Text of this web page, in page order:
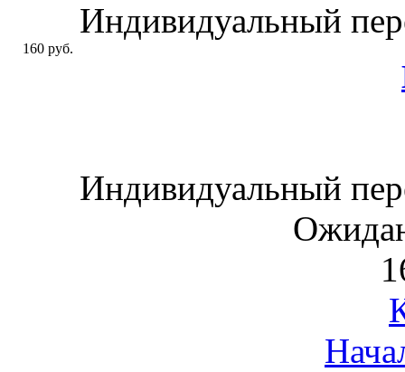
Индивидуальный
160 руб.
Индивидуальный